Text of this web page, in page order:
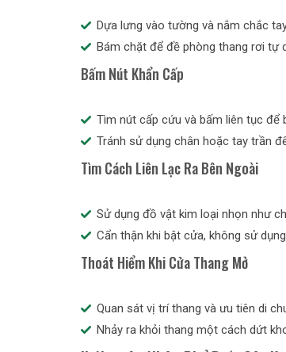
Dựa lưng vào tường và nắm chắc
Bám chặt để đề phòng thang rơi tự
Bấm Nút Khẩn Cấp
Tìm nút cấp cứu và bấm liên tục để
Tránh sử dụng chân hoặc tay trần
Tìm Cách Liên Lạc Ra Bên Ngoài
Sử dụng đồ vật kim loại nhọn như
Cẩn thận khi bật cửa, không sử
Thoát Hiểm Khi Cửa Thang Mở
Quan sát vị trí thang và ưu tiên di
Nhảy ra khỏi thang một cách dứt